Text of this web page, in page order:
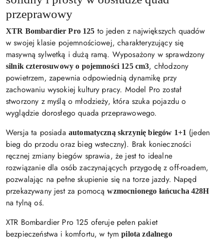
przeprawowy
XTR Bombardier Pro 125 to jeden z największych quadów
w swojej klasie pojemnościowej, charakteryzujący się
masywną sylwetką i dużą ramą. Wyposażony w sprawdzony
silnik czterosuwowy o pojemności 125 cm3, chłodzony
powietrzem, zapewnia odpowiednią dynamikę przy
zachowaniu wysokiej kultury pracy. Model Pro został
stworzony z myślą o młodzieży, która szuka pojazdu o
wyglądzie dorosłego quada przeprawowego.
Wersja ta posiada automatyczną skrzynię biegów 1+1 (jeden
bieg do przodu oraz bieg wsteczny). Brak konieczności
ręcznej zmiany biegów sprawia, że jest to idealne
rozwiązanie dla osób zaczynających przygodę z off-roadem,
pozwalając na pełne skupienie się na torze jazdy. Napęd
przekazywany jest za pomocąwzmocnionego łańcucha 428H
na tylną oś.
XTR Bombardier Pro 125 oferuje pełen pakiet
bezpieczeństwa i komfortu, w tympilota zdalnego